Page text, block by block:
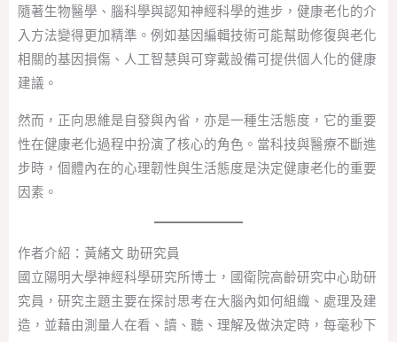
隨著生物醫學、腦科學與認知神經科學的進步，健康老化的介
入方法變得更加精準。例如基因編輯技術可能幫助修復與老化
相關的基因損傷、人工智慧與可穿戴設備可提供個人化的健康
建議。
然而，正向思維是自發與內省，亦是一種生活態度，它的重要
性在健康老化過程中扮演了核心的角色。當科技與醫療不斷進
步時，個體內在的心理韌性與生活態度是決定健康老化的重要
因素。
作者介紹： 黃緒文 助研究員
國立陽明大學神經科學研究所博士，國衛院高齡研究中心助研
究員，研究主題主要在探討思考在大腦內如何組織、處理及建
造，並藉由測量人在看、讀、聽、理解及做決定時，每毫秒下